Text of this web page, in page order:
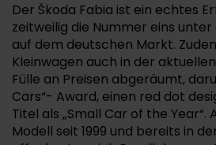
Der Škoda Fabia ist ein echtes
zeitweilig die Nummer eins
auf dem deutschen Markt.
Kleinwagen auch in der
Fülle an Preisen abgeräumt,
Cars“- Award, einen red dot
Titel als „Small Car of the
Modell seit 1999 und bereits in